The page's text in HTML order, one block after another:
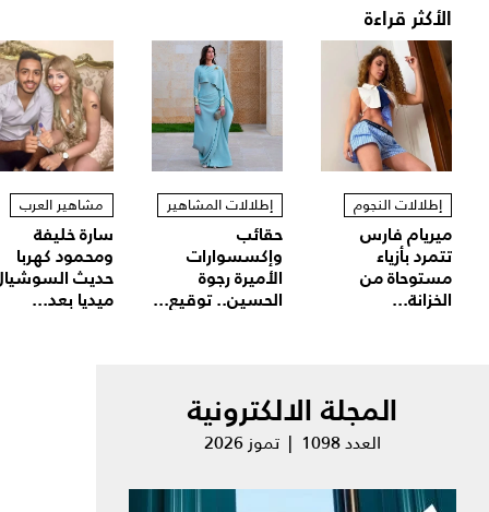
الأكثر قراءة
إطلالات النجوم
ميريام فارس
تتمرد بأزياء
مستوحاة من
الخزانة...
إطلالات المشاهير
حقائب
وإكسسوارات
الأميرة رجوة
الحسين.. توقيع...
مشاهير العرب
سارة خليفة
ومحمود كهربا
حديث
ميديا بعد...
المجلة الالكترونية
العدد 1098 | تموز 2026